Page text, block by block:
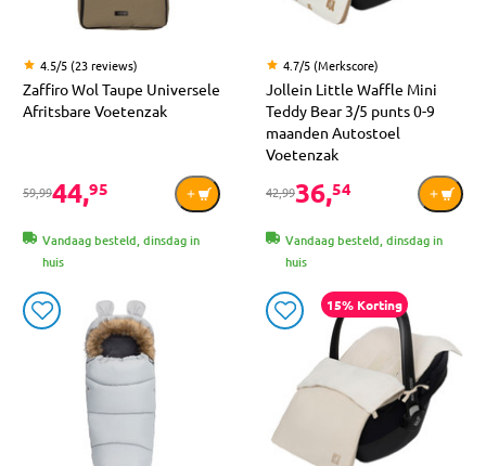
4.5/5 (23 reviews)
Zaffiro Wol Taupe Universele
Afritsbare Voetenzak
59,9944,95
Vandaag besteld, dinsdag in
huis
4.7/5 (Merkscore)
Jollein Little Waffle Mini
Teddy Bear 3/5 punts 0-9
maanden Autostoel
Voetenzak
42,9936,54
Vandaag besteld, dinsdag in
huis
15% Korting